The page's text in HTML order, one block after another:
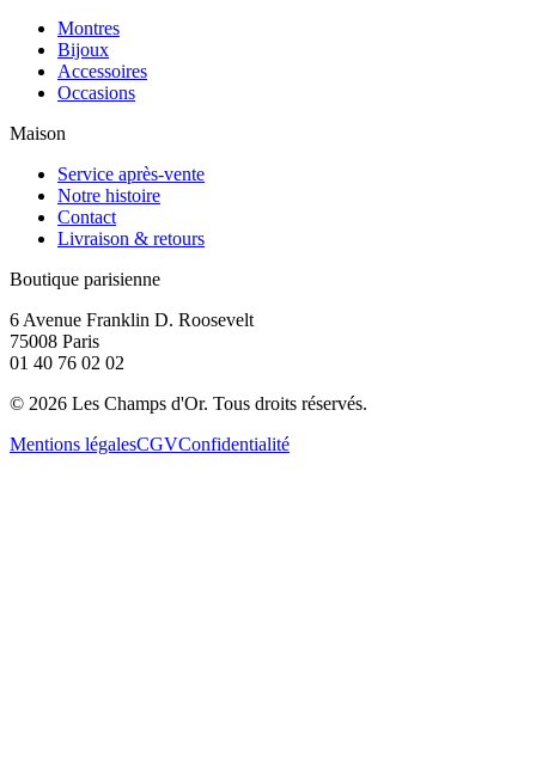
Montres
Bijoux
Accessoires
Occasions
Maison
Service après-vente
Notre histoire
Contact
Livraison & retours
Boutique parisienne
6 Avenue Franklin D. Roosevelt
75008 Paris
01 40 76 02 02
© 2026 Les Champs d'Or. Tous droits réservés.
Mentions légalesCGVConfidentialité